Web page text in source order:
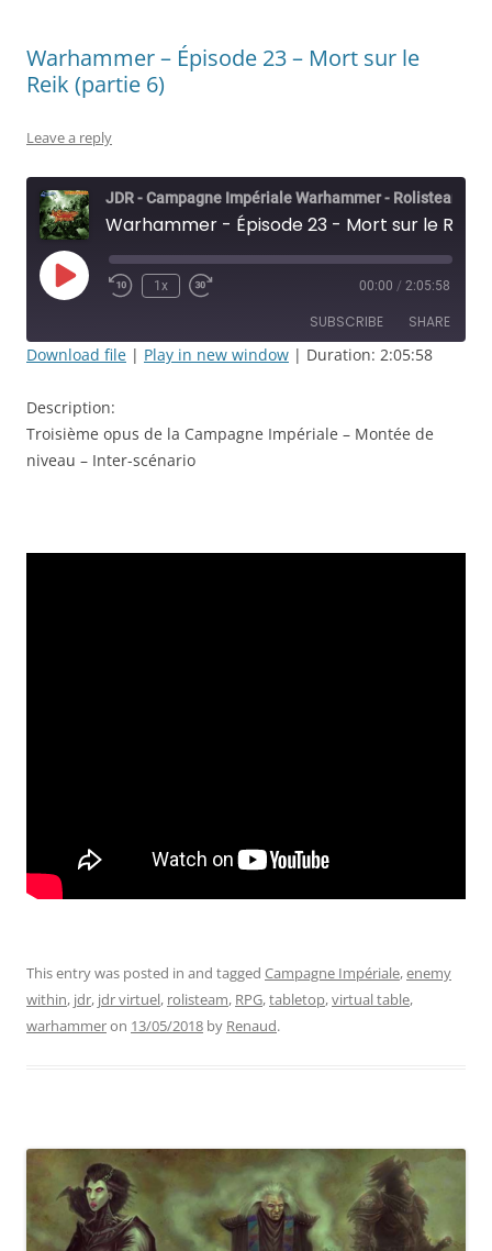
Warhammer – Épisode 23 – Mort sur le
Reik (partie 6)
Leave a reply
JDR - Campagne Impériale Warhammer - Rolisteam
Play
Episode
Rewind
1x
Fast
seconds
00:00 / 2:05:58
SUBSCRIBE SHARE
RSS FEED
LINK
Download file | Play in new window | Duration: 2:05:58
Description:
Troisième opus de la Campagne Impériale – Montée de
niveau – Inter-scénario
This entry was posted in and tagged Campagne Impériale,enemy
within, jdr, jdr virtuel, rolisteam, RPG,tabletop,virtual table,
warhammeron 13/05/2018 by Renaud.